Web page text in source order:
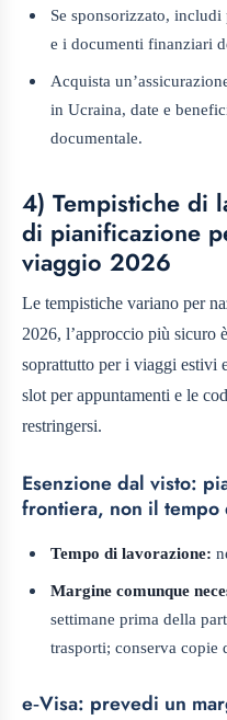
Se sponsorizzato,
e i documenti finanziari
Acquista
in Ucraina, date e
documentale.
4) Tempistiche di
di pianificazione
viaggio 2026
Le tempistiche variano per
2026, l’approccio più
soprattutto per i viaggi estivi
slot per appuntamenti e le
restringersi.
Esenzione dal visto:
frontiera, non il tempo
Tempo di lavorazione:
Margine comunque
settimane prima della
trasporti; conserva copie
e‑Visa: prevedi un